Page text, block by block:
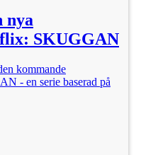
nya
SKUGGAN
kommande
- en serie baserad på